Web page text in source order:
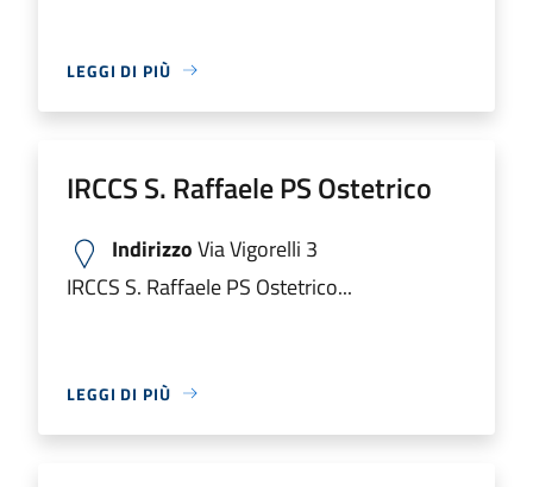
LEGGI DI PIÙ
IRCCS S. Raffaele PS Ostetrico
IndirizzoVia Vigorelli 3
IRCCS S. Raffaele PS Ostetrico...
LEGGI DI PIÙ